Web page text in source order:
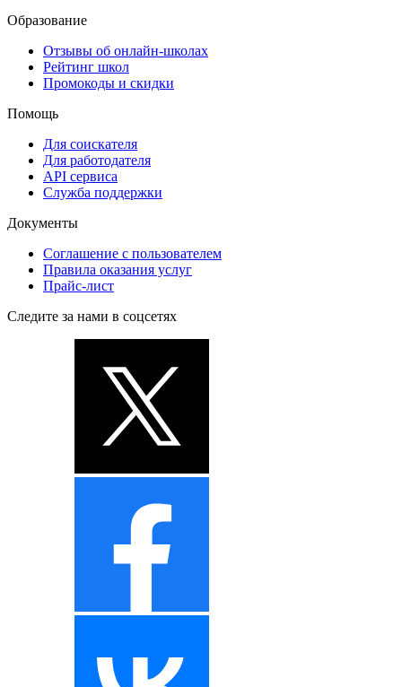
Образование
Отзывы об онлайн-школах
Рейтинг школ
Промокоды и скидки
Помощь
Для соискателя
Для работодателя
API сервиса
Служба поддержки
Документы
Соглашение с пользователем
Правила оказания услуг
Прайс-лист
Следите за нами в соцсетях